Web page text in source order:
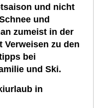
und nicht
und
zumeist in der
zu den
bei
und Ski.
in